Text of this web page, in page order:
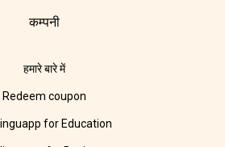
कम्पनी
हमारे बारे में
Redeem coupon
for Education